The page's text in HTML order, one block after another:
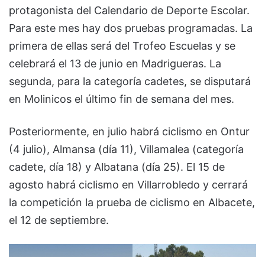
protagonista del Calendario de Deporte Escolar.
Para este mes hay dos pruebas programadas. La
primera de ellas será del Trofeo Escuelas y se
celebrará el 13 de junio en Madrigueras. La
segunda, para la categoría cadetes, se disputará
en Molinicos el último fin de semana del mes.
Posteriormente, en julio habrá ciclismo en Ontur
(4 julio), Almansa (día 11), Villamalea (categoría
cadete, día 18) y Albatana (día 25). El 15 de
agosto habrá ciclismo en Villarrobledo y cerrará
la competición la prueba de ciclismo en Albacete,
el 12 de septiembre.